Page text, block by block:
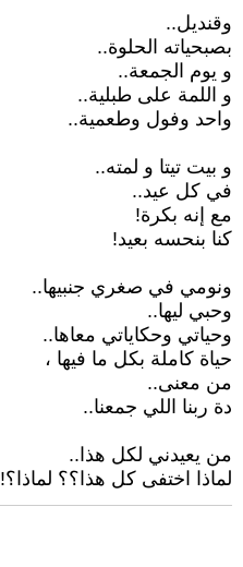
وقنديل..
بصبحياته الحلوة..
و يوم الجمعة..
و اللمة على طبلية..
واحد وفول وطعمية..
و بيت تيتا و لمته..
في كل عيد..
مع إنه بكرة!
كنا بنحسه بعيد!
ونومي في صغري جنبيها..
وحبي ليها..
وحياتي وحكاياتي معاها..
حياة كاملة بكل ما فيها ،
من معنى..
دة ربنا اللي جمعنا..
من يعيدني لكل هذا..
لماذا اختفى كل هذا؟؟ لماذا؟!